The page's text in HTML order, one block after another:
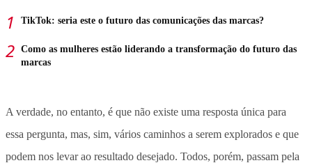
TikTok: seria este o futuro das comunicações das marcas?
Como as mulheres estão liderando a transformação do futuro das
marcas
A verdade, no entanto, é que não existe uma resposta única para
essa pergunta, mas, sim, vários caminhos a serem explorados e que
podem nos levar ao resultado desejado. Todos, porém, passam pela